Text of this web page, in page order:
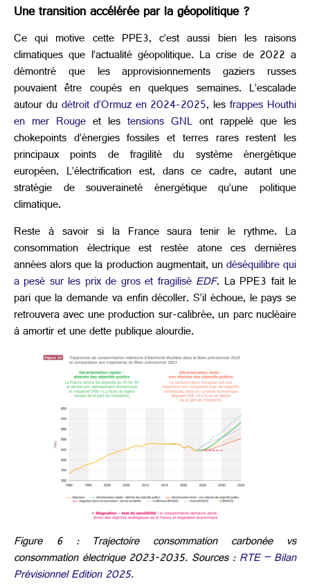
Une transition accélérée par la géopolitique ?
Ce qui motive cette PPE3, c’est aussi bien les raisons
climatiques que l’actualité géopolitique. La crise de 2022 a
démontré que les approvisionnements gaziers russes
pouvaient être coupés en quelques semaines. L’escalade
autour dudétroit d’Ormuz en 2024-2025, lesfrappes Houthi
en mer Rouge et les tensions GNL ont rappelé que les
chokepoints d’énergies fossiles et terres rares restent les
principaux points de fragilité du système énergétique
européen. L’électrification est, dans ce cadre, autant une
stratégie de souveraineté énergétique qu’une politique
climatique.
Reste à savoir si la France saura tenir le rythme. La
consommation électrique est restée atone ces dernières
années alors que la production augmentait, undéséquilibre qui
a pesé sur les prix de gros et fragilisé EDF. La PPE3 fait le
pari que la demande va enfin décoller. S’il échoue, le pays se
retrouvera avec une production sur-calibrée, un parc nucléaire
à amortir et une dette publique alourdie.
Figure 6 : Trajectoire consommation carbonée vs
consommation électrique 2023-2035. Sources :RTE – Bilan
Prévisionnel Edition 2025.